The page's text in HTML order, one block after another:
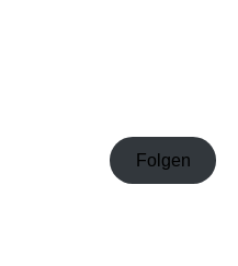
Folgen